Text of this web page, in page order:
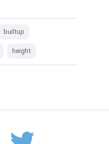
builtup
height